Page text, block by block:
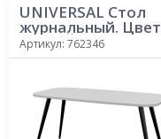
UNIVERSAL Стол
журнальный. Цвет
БЕЛЫЙ
Артикул: 762346